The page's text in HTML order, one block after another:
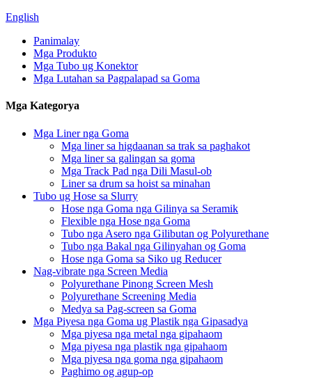
English
Panimalay
Mga Produkto
Mga Tubo ug Konektor
Mga Lutahan sa Pagpalapad sa Goma
Mga Kategorya
Mga Liner nga Goma
Mga liner sa higdaanan sa trak sa paghakot
Mga liner sa galingan sa goma
Mga Track Pad nga Dili Masul-ob
Liner sa drum sa hoist sa minahan
Tubo ug Hose sa Slurry
Hose nga Goma nga Gilinya sa Seramik
Flexible nga Hose nga Goma
Tubo nga Asero nga Gilibutan og Polyurethane
Tubo nga Bakal nga Gilinyahan og Goma
Hose nga Goma sa Siko ug Reducer
Nag-vibrate nga Screen Media
Polyurethane Pinong Screen Mesh
Polyurethane Screening Media
Medya sa Pag-screen sa Goma
Mga Piyesa nga Goma ug Plastik nga Gipasadya
Mga piyesa nga metal nga gipahaom
Mga piyesa nga plastik nga gipahaom
Mga piyesa nga goma nga gipahaom
Paghimo og agup-op